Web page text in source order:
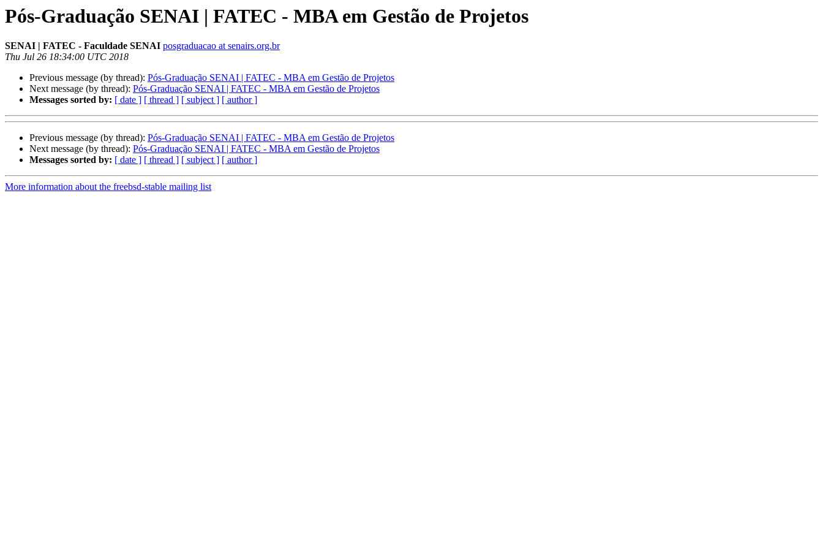
Pós-Graduação SENAI | FATEC - MBA em Gestão de Projetos
SENAI | FATEC - Faculdade SENAI posgraduacao at senairs.org.br
Thu Jul 26 18:34:00 UTC 2018
Previous message (by thread): Pós-Graduação SENAI | FATEC - MBA em Gestão de Projetos
Next message (by thread): Pós-Graduação SENAI | FATEC - MBA em Gestão de Projetos
Messages sorted by: [ date ] [ thread ] [ subject ] [ author ]
Previous message (by thread): Pós-Graduação SENAI | FATEC - MBA em Gestão de Projetos
Next message (by thread): Pós-Graduação SENAI | FATEC - MBA em Gestão de Projetos
Messages sorted by: [ date ] [ thread ] [ subject ] [ author ]
More information about the freebsd-stable mailing list